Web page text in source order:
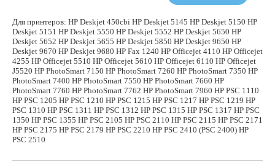
Для принтеров: HP Deskjet 450cbi HP Deskjet 5145 HP Deskjet 5150 HP
Deskjet 5151 HP Deskjet 5550 HP Deskjet 5552 HP Deskjet 5650 HP
Deskjet 5652 HP Deskjet 5655 HP Deskjet 5850 HP Deskjet 9650 HP
Deskjet 9670 HP Deskjet 9680 HP Fax 1240 HP Officejet 4110 HP Officejet
4255 HP Officejet 5510 HP Officejet 5610 HP Officejet 6110 HP Officejet
J5520 HP PhotoSmart 7150 HP PhotoSmart 7260 HP PhotoSmart 7350 HP
PhotoSmart 7400 HP PhotoSmart 7550 HP PhotoSmart 7660 HP
PhotoSmart 7760 HP PhotoSmart 7762 HP PhotoSmart 7960 HP PSC 1110
HP PSC 1205 HP PSC 1210 HP PSC 1215 HP PSC 1217 HP PSC 1219 HP
PSC 1310 HP PSC 1311 HP PSC 1312 HP PSC 1315 HP PSC 1317 HP PSC
1350 HP PSC 1355 HP PSC 2105 HP PSC 2110 HP PSC 2115 HP PSC 2171
HP PSC 2175 HP PSC 2179 HP PSC 2210 HP PSC 2410 (PSC 2400) HP
PSC 2510